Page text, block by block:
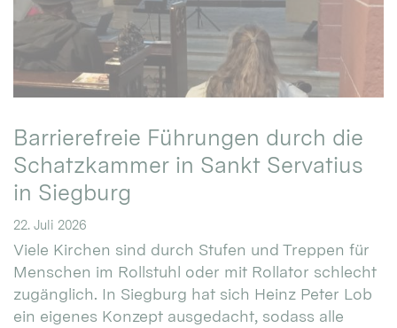
Barrierefreie Führungen durch die
Schatzkammer in Sankt Servatius
in Siegburg
22. Juli 2026
Viele Kirchen sind durch Stufen und Treppen für
Menschen im Rollstuhl oder mit Rollator schlecht
zugänglich. In Siegburg hat sich Heinz Peter Lob
ein eigenes Konzept ausgedacht, sodass alle